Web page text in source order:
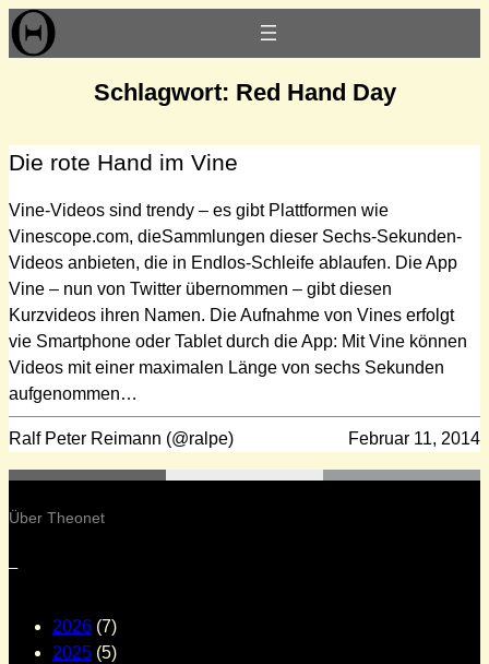
Zum
Inhalt
Schlagwort: Red Hand Day
Die rote Hand im Vine
Vine-Videos sind trendy – es gibt Plattformen wie
Vinescope.com, dieSammlungen dieser Sechs-Sekunden-
Videos anbieten, die in Endlos-Schleife ablaufen. Die App
Vine – nun von Twitter übernommen – gibt diesen
Kurzvideos ihren Namen. Die Aufnahme von Vines erfolgt
vie Smartphone oder Tablet durch die App: Mit Vine können
Videos mit einer maximalen Länge von sechs Sekunden
aufgenommen…
Ralf Peter Reimann (@ralpe) Februar 11, 2014
Über Theonet
–
2026 (7)
2025 (5)